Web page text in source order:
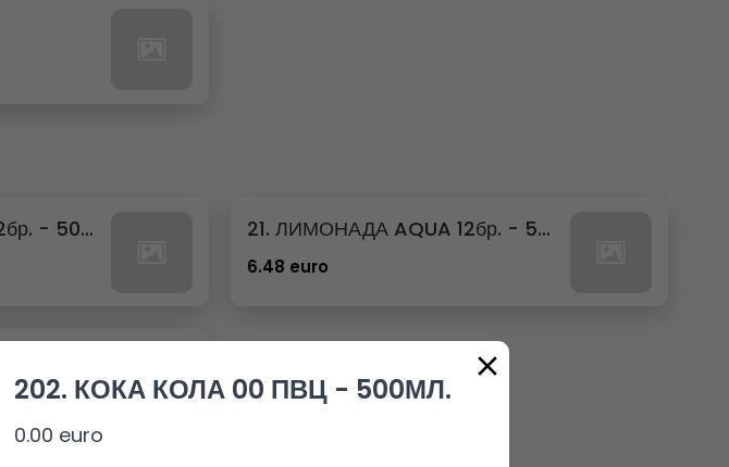
20. ГАЗИРАНА ВОДА 12бр. - 500мл 21. ЛИМОНАДА AQUA 12бр. - 500мл
6.48 euro
202. КОКА КОЛА 00 ПВЦ - 500МЛ.
0.00 euro